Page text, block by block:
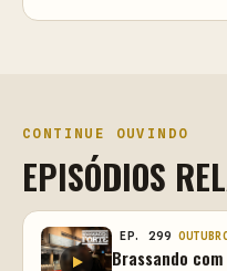
CONTINUE OUVINDO
EPISÓDIOS
EP. 299
Brassando